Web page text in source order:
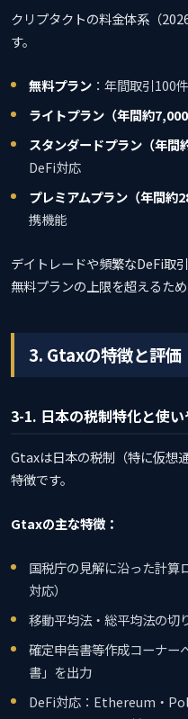
クリプタクトの料金体系（
す。
無料プラン ：年間取引100
ライトプラン（年間約7,000
スタンダードプラン（年間
DeFi対応
プレミアムプラン（年間約
携機能
デイトレードや頻繁なDeFi取
無料プランの上限を超えるた
3. Gtaxの特徴と評価
3-1. 日本の税制特化と使
Gtaxは日本の税制（特に仮想
特徴です。
Gtaxの主な特徴：
国税庁の見解に沿った計算
対応）
移動平均法・総平均法の切
確定申告書等作成コーナー
書」を出力
DeFi対応：Ethereum・